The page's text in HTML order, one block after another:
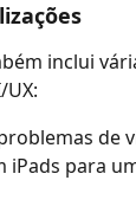
inclui
de
iPads para